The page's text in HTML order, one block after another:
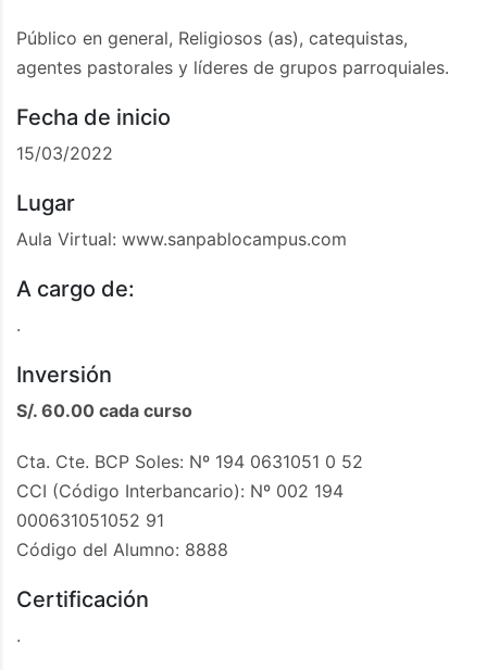
Público en general, Religiosos (as), catequistas,
agentes pastorales y líderes de grupos parroquiales.
Fecha de inicio
15/03/2022
Lugar
Aula Virtual: www.sanpablocampus.com
A cargo de:
.
Inversión
S/. 60.00 cada curso
Cta. Cte. BCP Soles: Nº 194 0631051 0 52
CCI (Código Interbancario): Nº 002 194
000631051052 91
Código del Alumno: 8888
Certificación
.